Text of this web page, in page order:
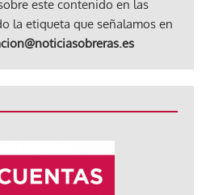
este contenido en las
la etiqueta que señalamos en